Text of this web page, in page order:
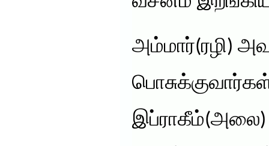
அம்மார்(ரழி)
இப்ராகீம்(அலை)